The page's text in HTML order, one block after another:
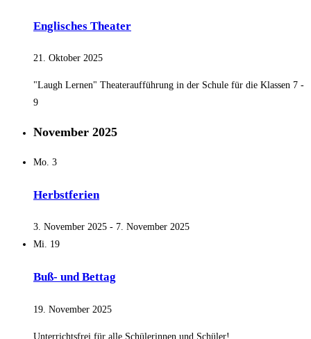
Englisches Theater
21. Oktober 2025
"Laugh Lernen" Theateraufführung in der Schule für die Klassen 7 -
9
November 2025
Mo. 3
Herbstferien
3. November 2025 - 7. November 2025
Mi. 19
Buß- und Bettag
19. November 2025
Unterrichtsfrei für alle Schülerinnen und Schüler!